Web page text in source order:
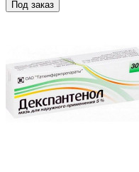
Под заказ